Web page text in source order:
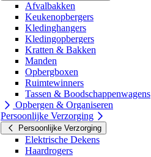
Afvalbakken
Keukenopbergers
Kledinghangers
Kledingopbergers
Kratten & Bakken
Manden
Opbergboxen
Ruimtewinners
Tassen & Boodschappenwagens
Opbergen & Organiseren
Persoonlijke Verzorging
Persoonlijke Verzorging
Elektrische Dekens
Haardrogers